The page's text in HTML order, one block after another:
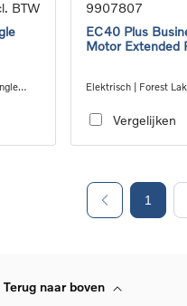
BTW
9907807
EC40 Plus
Motor Extended
Elektrisch | Forest
Vergelijken
1
Terug naar boven